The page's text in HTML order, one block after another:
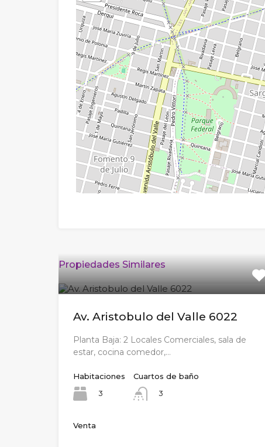
Propiedades Similares
Av. Aristobulo del Valle 6022
Planta Baja: 2 Locales Comerciales, sala de
estar, cocina comedor,…
Habitaciones
3
Cuartos de baño
3
Venta